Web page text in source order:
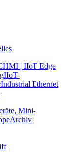
HMI | IIoT Edge
IIoT-
Industrial Ethernet
Mini-
Archiv